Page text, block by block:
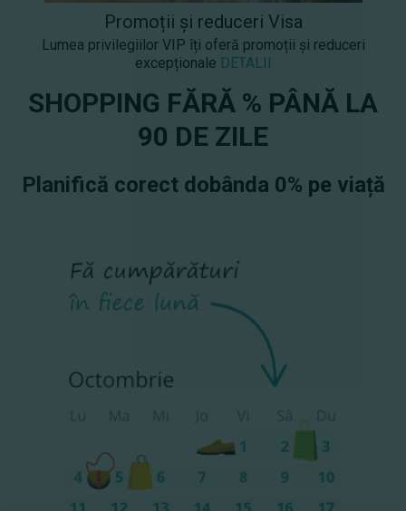
Promoții și reduceri Visa
Lumea privilegiilor VIP îți oferă promoții și reduceri
excepționale DETALII
SHOPPING FĂRĂ % PÂNĂ LA
90 DE ZILE
Planifică corect dobânda 0% pe viață